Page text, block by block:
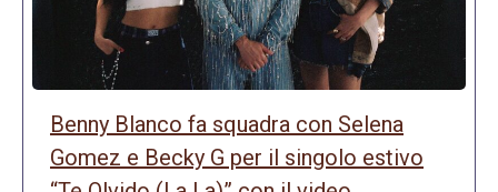
Benny Blanco fa squadra con Selena
Gomez e Becky G per il singolo estivo